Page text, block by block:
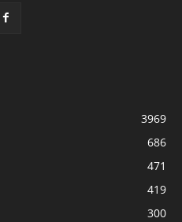
3969
686
471
419
300